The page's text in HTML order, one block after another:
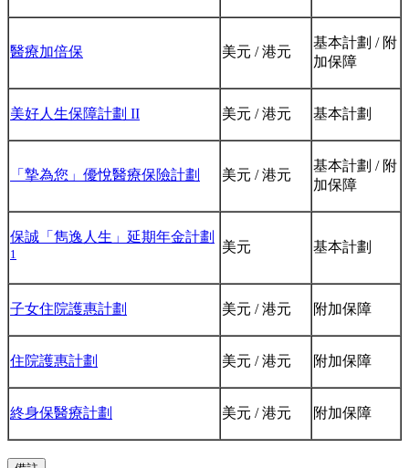
醫療加倍保 美元 / 港元
基本計劃 / 附
加保障
美好人生保障計劃 II 美元 / 港元 基本計劃
「摯為您」優悅醫療保險計劃 美元 / 港元
基本計劃 / 附
加保障
保誠「雋逸人生」延期年金計劃
1 美元 基本計劃
子女住院護惠計劃 美元 / 港元 附加保障
住院護惠計劃 美元 / 港元 附加保障
終身保醫療計劃 美元 / 港元 附加保障